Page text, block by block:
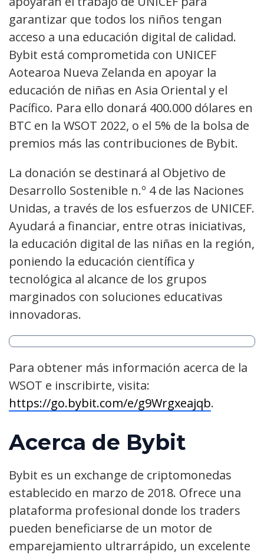
garantizar que todos los niños tengan
acceso a una educación digital de calidad.
Bybit está comprometida con UNICEF
Aotearoa Nueva Zelanda en apoyar la
educación de niñas en Asia Oriental y el
Pacífico. Para ello donará 400.000 dólares en
BTC en la WSOT 2022, o el 5% de la bolsa de
premios más las contribuciones de Bybit.
La donación se destinará al Objetivo de
Desarrollo Sostenible n.º 4 de las Naciones
Unidas, a través de los esfuerzos de UNICEF.
Ayudará a financiar, entre otras iniciativas,
la educación digital de las niñas en la región,
poniendo la educación científica y
tecnológica al alcance de los grupos
marginados con soluciones educativas
innovadoras.
Para obtener más información acerca de la
WSOT e inscribirte, visita:
https://go.bybit.com/e/g9Wrgxeajqb.
Acerca de Bybit
Bybit es un exchange de criptomonedas
establecido en marzo de 2018. Ofrece una
plataforma profesional donde los traders
pueden beneficiarse de un motor de
emparejamiento ultrarrápido, un excelente